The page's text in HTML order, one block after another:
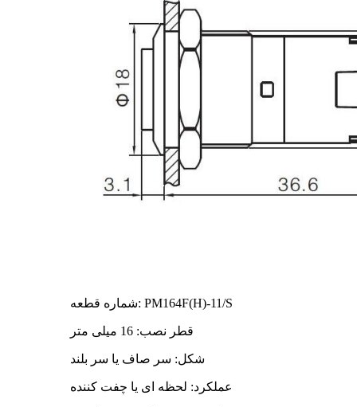
شماره قطعه: PM164F(H)-11/S
قطر نصب: 16 میلی متر
شکل: سر صاف یا سر بلند
عملکرد: لحظه ای یا چفت کننده